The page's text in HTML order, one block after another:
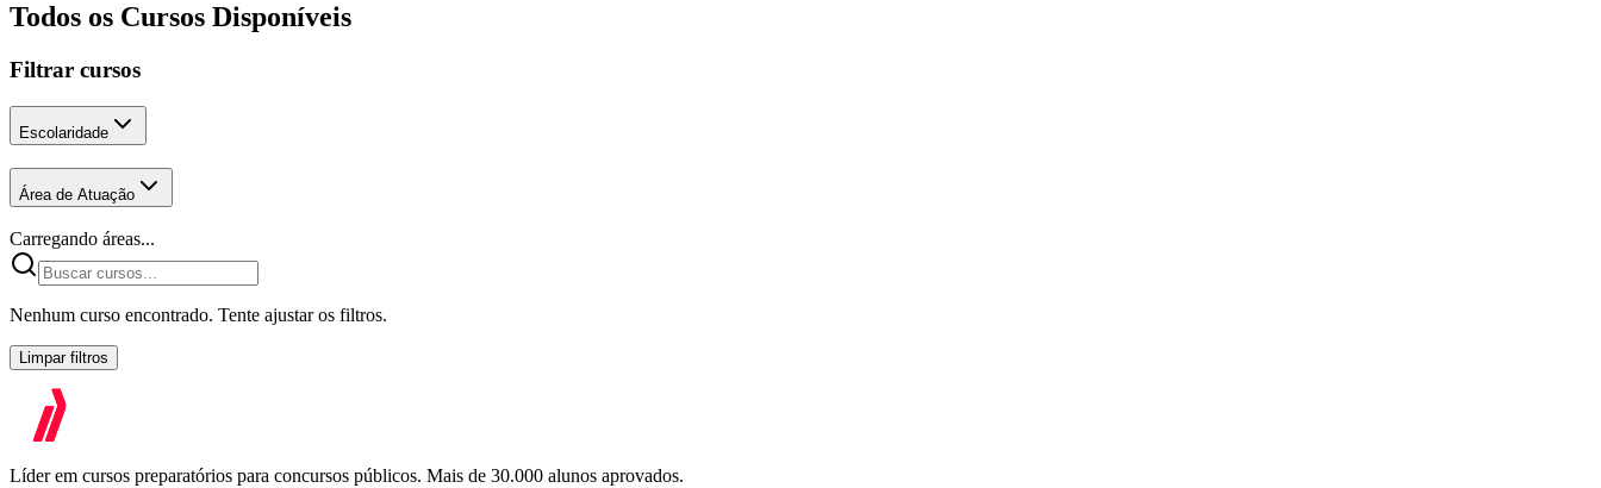
Todos os Cursos Disponíveis
Filtrar cursos
Escolaridade
Área de Atuação
Carregando áreas...
Nenhum curso encontrado. Tente ajustar os filtros.
Limpar filtros
Líder em cursos preparatórios para concursos públicos. Mais de 30.000 alunos aprovados.